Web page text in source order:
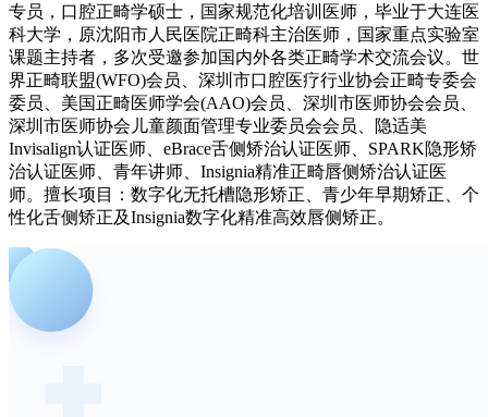
专员，口腔正畸学硕士，国家规范化培训医师，毕业于大连医
科大学，原沈阳市人民医院正畸科主治医师，国家重点实验室
课题主持者，多次受邀参加国内外各类正畸学术交流会议。世
界正畸联盟(WFO)会员、深圳市口腔医疗行业协会正畸专委会
委员、美国正畸医师学会(AAO)会员、深圳市医师协会会员、
深圳市医师协会儿童颜面管理专业委员会会员、隐适美
Invisalign认证医师、eBrace舌侧矫治认证医师、SPARK隐形矫
治认证医师、青年讲师、Insignia精准正畸唇侧矫治认证医
师。擅长项目：数字化无托槽隐形矫正、青少年早期矫正、个
性化舌侧矫正及Insignia数字化精准高效唇侧矫正。